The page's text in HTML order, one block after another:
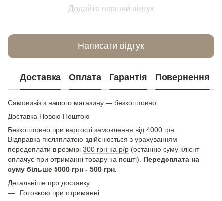
Додайте перший відгук
Написати відгук
Доставка Оплата Гарантія Повернення
Самовивіз з нашого магазину — безкоштовно.
Доставка Новою Поштою
Безкоштовно при вартості замовлення від 4000 грн.
Відправка післяплатою здійснюється з урахуванням
передоплати в розмірі 300 грн на р/р (останню суму клієнт
оплачує при отриманні товару на пошті). Передоплата на
суму більше 5000 грн - 500 грн.
Детальніше про доставку
Готовкою при отриманні